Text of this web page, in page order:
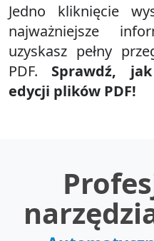
Jedno kliknięcie
najważniejsze
uzyskasz pełny
PDF. Sprawdź,
edycji plików PDF!